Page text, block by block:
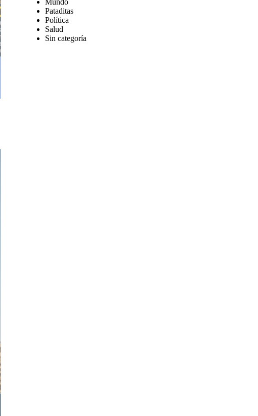
Mundo
Pataditas
Política
Salud
Sin categoría